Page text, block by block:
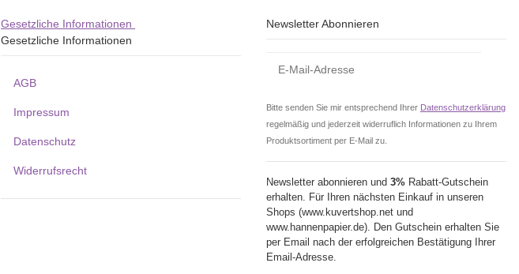
Gesetzliche Informationen
Gesetzliche Informationen
AGB
Impressum
Datenschutz
Widerrufsrecht
Newsletter Abonnieren
Bitte senden Sie mir entsprechend Ihrer Datenschutzerklärung
regelmäßig und jederzeit widerruflich Informationen zu Ihrem
Produktsortiment per E-Mail zu.
Newsletter abonnieren und 3% Rabatt-Gutschein
erhalten. Für Ihren nächsten Einkauf in unseren
Shops (www.kuvertshop.net und
www.hannenpapier.de). Den Gutschein erhalten Sie
per Email nach der erfolgreichen Bestätigung Ihrer
Email-Adresse.